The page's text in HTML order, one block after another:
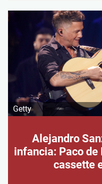
Getty
Alejandro
infancia: Paco de
cassette